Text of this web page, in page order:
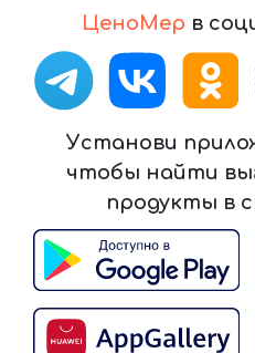
ЦеноМер в
Установи
чтобы найти
продукты в